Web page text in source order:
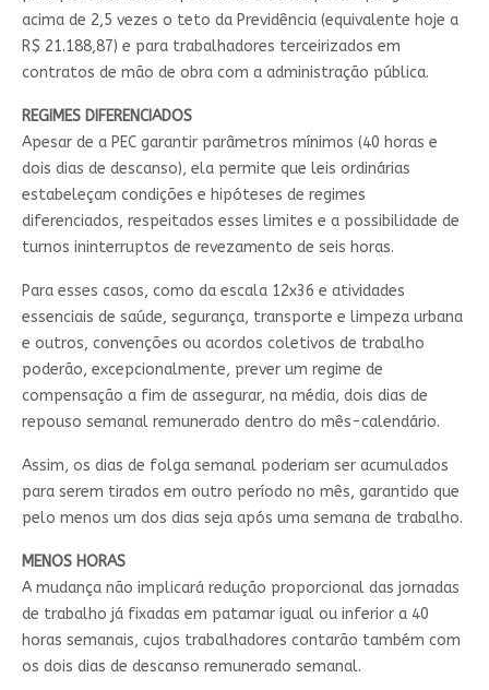
acima de 2,5 vezes o teto da Previdência (equivalente hoje a
R$ 21.188,87) e para trabalhadores terceirizados em
contratos de mão de obra com a administração pública.
REGIMES DIFERENCIADOS
Apesar de a PEC garantir parâmetros mínimos (40 horas e
dois dias de descanso), ela permite que leis ordinárias
estabeleçam condições e hipóteses de regimes
diferenciados, respeitados esses limites e a possibilidade de
turnos ininterruptos de revezamento de seis horas.
Para esses casos, como da escala 12x36 e atividades
essenciais de saúde, segurança, transporte e limpeza urbana
e outros, convenções ou acordos coletivos de trabalho
poderão, excepcionalmente, prever um regime de
compensação a fim de assegurar, na média, dois dias de
repouso semanal remunerado dentro do mês-calendário.
Assim, os dias de folga semanal poderiam ser acumulados
para serem tirados em outro período no mês, garantido que
pelo menos um dos dias seja após uma semana de trabalho.
MENOS HORAS
A mudança não implicará redução proporcional das jornadas
de trabalho já fixadas em patamar igual ou inferior a 40
horas semanais, cujos trabalhadores contarão também com
os dois dias de descanso remunerado semanal.